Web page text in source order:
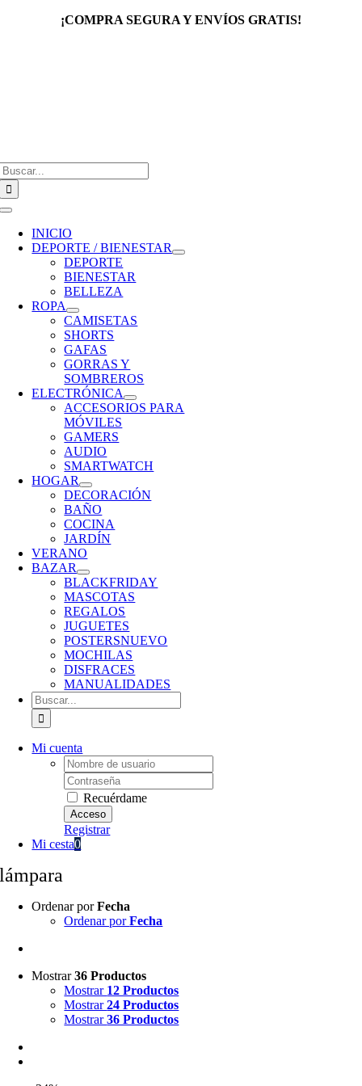
¡COMPRA SEGURA Y ENVÍOS GRATIS!
Toggle
Navigation
INICIO
DEPORTE / BIENESTAR
DEPORTE
BIENESTAR
BELLEZA
ROPA
CAMISETAS
SHORTS
GAFAS
GORRAS Y
SOMBREROS
ELECTRÓNICA
ACCESORIOS PARA
MÓVILES
GAMERS
AUDIO
SMARTWATCH
HOGAR
DECORACIÓN
BAÑO
COCINA
JARDÍN
VERANO
BAZAR
BLACKFRIDAY
MASCOTAS
REGALOS
JUGUETES
POSTERSNUEVO
MOCHILAS
DISFRACES
MANUALIDADES
Buscar:
Mi cuenta
Username:
Password:
Recuérdame
Registrar
Mi cesta0
lámpara
Ordenar porFecha
Ordenar porFecha
Mostrar36 Productos
Mostrar 12 Productos
Mostrar24 Productos
Mostrar36 Productos